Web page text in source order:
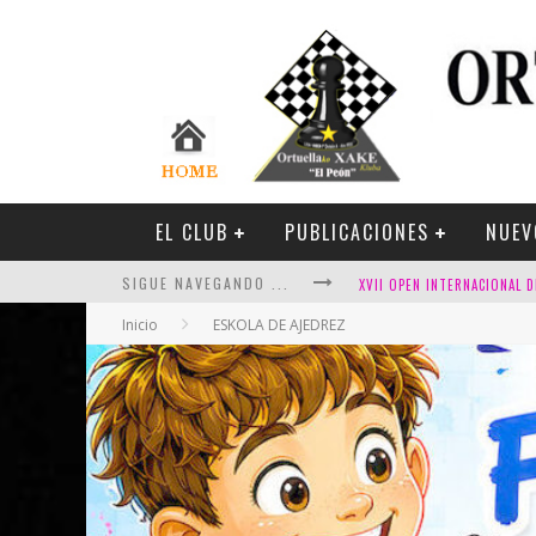
EL CLUB PUBLICACIONES
SIGUE NAVEGANDO ...
FESTIVAL DE AJEDREZ DE
Inicio ESKOLA DE AJEDREZ